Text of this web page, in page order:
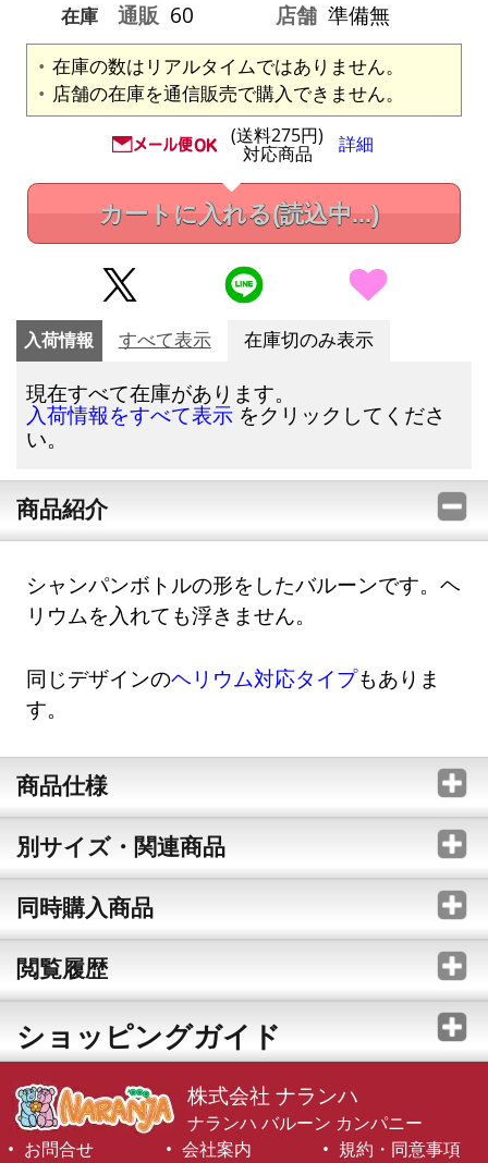
在庫
通販 60 店舗 準備無
在庫の数はリアルタイムではありません。
店舗の在庫を通信販売で購入できません。
(送料275円)
対応商品 詳細
カートに入れる(読込中...)
入荷情報 すべて表示 在庫切のみ表示
現在すべて在庫があります。
入荷情報をすべて表示 をクリックしてくださ
い。
商品紹介
シャンパンボトルの形をしたバルーンです。ヘ
リウムを入れても浮きません。
同じデザインのヘリウム対応タイプもありま
す。
商品仕様
別サイズ・関連商品
同時購入商品
閲覧履歴
ショッピングガイド
株式会社 ナランハ
ナランハ バルーン カンパニー
お問合せ
会社案内 規約・同意事項